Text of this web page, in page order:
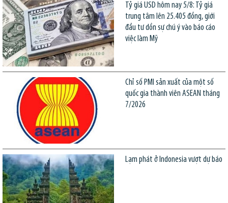
Tỷ giá USD hôm nay 5/8: Tỷ giá
trung tâm lên 25.405 đồng, giới
đầu tư dồn sự chú ý vào báo cáo
việc làm Mỹ
Chỉ số PMI sản xuất của một số
quốc gia thành viên ASEAN tháng
7/2026
Lạm phát ở Indonesia vượt dự báo